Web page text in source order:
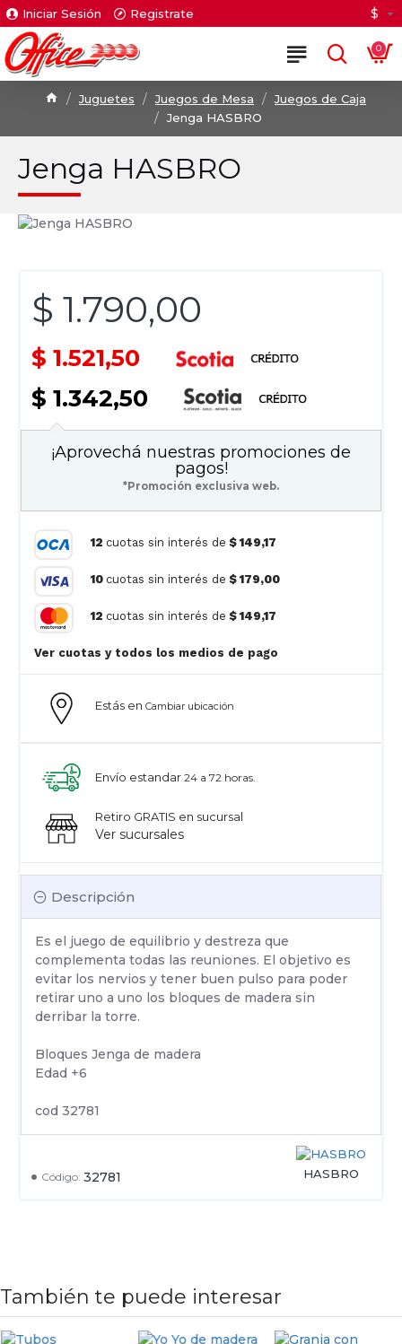
Iniciar Sesión Registrate $
0
Juguetes Juegos de Mesa
Juegos de Caja
Jenga HASBRO
Jenga HASBRO
Código: 32781 HASBRO
$ 1.790,00
$ 1.521,50
$ 1.342,50
Descripción
Es el juego de equilibrio y destreza que
complementa todas las reuniones. El objetivo es
evitar los nervios y tener buen pulso para poder
retirar uno a uno los bloques de madera sin
derribar la torre.
Bloques Jenga de madera
Edad +6
cod 32781
Estás en Cambiar ubicación
Envío estandar 24 a 72 horas.
Retiro GRATIS en sucursal
Ver sucursales
¡Aprovechá nuestras promociones de
pagos!
*Promoción exclusiva web.
12 cuotas sin interés de $ 149,17
10 cuotas sin interés de $ 179,00
12 cuotas sin interés de $ 149,17
Ver cuotas y todos los medios de pago
También te puede interesar